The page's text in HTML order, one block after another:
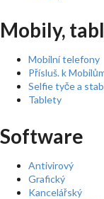
Mobily,
Mobilní telefony
Přísluš. k
Selfie tyče a stab
Tablety
Software
Antivirový
Grafický
Kancelářský